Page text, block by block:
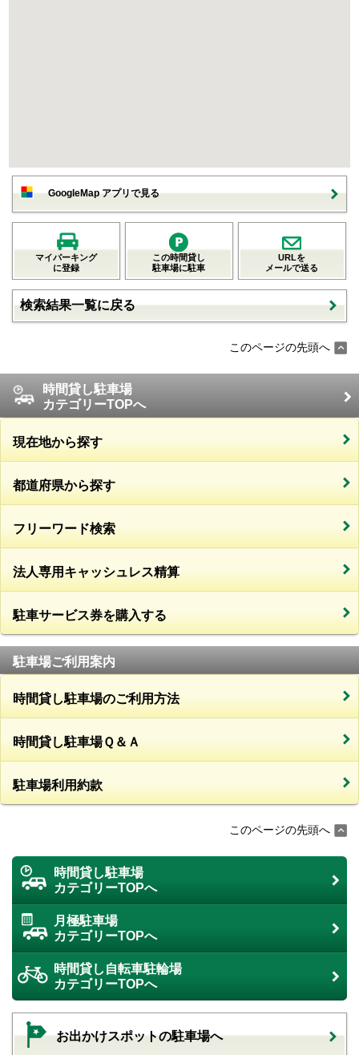
GoogleMap アプリで見る
マイパーキング
に登録
この時間貸し
駐車場に駐車
URLを
メールで送る
検索結果一覧に戻る
このページの先頭へ
時間貸し駐車場
カテゴリーTOPへ
現在地から探す
都道府県から探す
フリーワード検索
法人専用キャッシュレス精算
駐車サービス券を購入する
駐車場ご利用案内
時間貸し駐車場のご利用方法
時間貸し駐車場Ｑ＆Ａ
駐車場利用約款
このページの先頭へ
時間貸し駐車場
カテゴリーTOPへ
月極駐車場
カテゴリーTOPへ
時間貸し自転車駐輪場
カテゴリーTOPへ
お出かけスポットの駐車場へ